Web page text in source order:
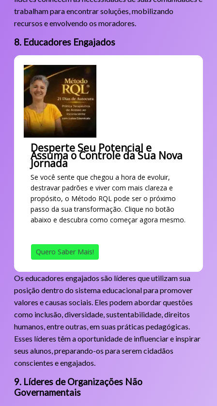
trabalham para encontrar soluções, mobilizando
recursos e envolvendo os moradores.
8. Educadores Engajados
Desperte Seu Potencial e
Assuma o Controle da Sua Nova
Jornada
Se você sente que chegou a hora de evoluir,
destravar padrões e viver com mais clareza e
propósito, o Método RQL pode ser o próximo
passo da sua transformação. Clique no botão
abaixo e descubra como começar agora mesmo.
Quero Saber Mais!
Os educadores engajados são líderes que utilizam sua
posição dentro do sistema educacional para promover
valores e causas sociais. Eles podem abordar questões
como inclusão, diversidade, sustentabilidade, direitos
humanos, entre outras, em suas práticas pedagógicas.
Esses líderes têm a oportunidade de influenciar e inspirar
seus alunos, preparando-os para serem cidadãos
conscientes e engajados.
9. Líderes de Organizações Não
Governamentais